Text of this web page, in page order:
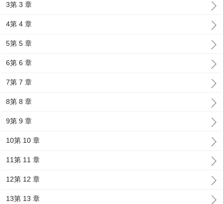
3第 3 章
4第 4 章
5第 5 章
6第 6 章
7第 7 章
8第 8 章
9第 9 章
10第 10 章
11第 11 章
12第 12 章
13第 13 章